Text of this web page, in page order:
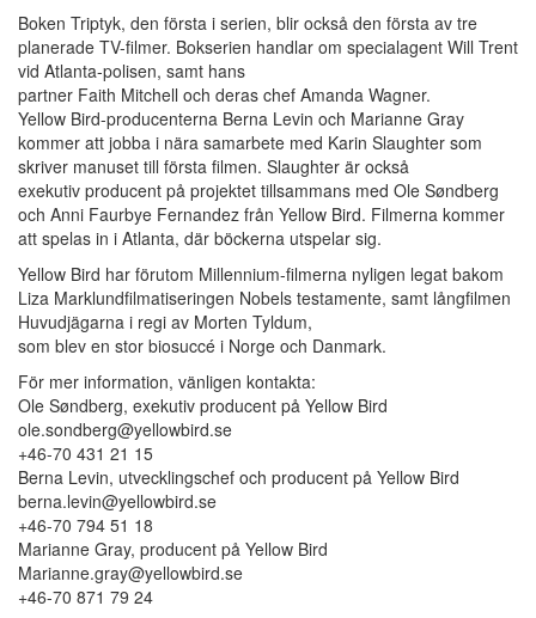
Boken Triptyk, den första i serien, blir också den första av tre
planerade TV-filmer. Bokserien handlar om specialagent Will Trent
vid Atlanta-polisen, samt hans
partner Faith Mitchell och deras chef Amanda Wagner.
Yellow Bird-producenterna Berna Levin och Marianne Gray
kommer att jobba i nära samarbete med Karin Slaughter som
skriver manuset till första filmen. Slaughter är också
exekutiv producent på projektet tillsammans med Ole Søndberg
och Anni Faurbye Fernandez från Yellow Bird. Filmerna kommer
att spelas in i Atlanta, där böckerna utspelar sig.
Yellow Bird har förutom Millennium-filmerna nyligen legat bakom
Liza Marklundfilmatiseringen Nobels testamente, samt långfilmen
Huvudjägarna i regi av Morten Tyldum,
som blev en stor biosuccé i Norge och Danmark.
För mer information, vänligen kontakta:
Ole Søndberg, exekutiv producent på Yellow Bird
ole.sondberg@yellowbird.se
+46-70 431 21 15
Berna Levin, utvecklingschef och producent på Yellow Bird
berna.levin@yellowbird.se
+46-70 794 51 18
Marianne Gray, producent på Yellow Bird
Marianne.gray@yellowbird.se
+46-70 871 79 24